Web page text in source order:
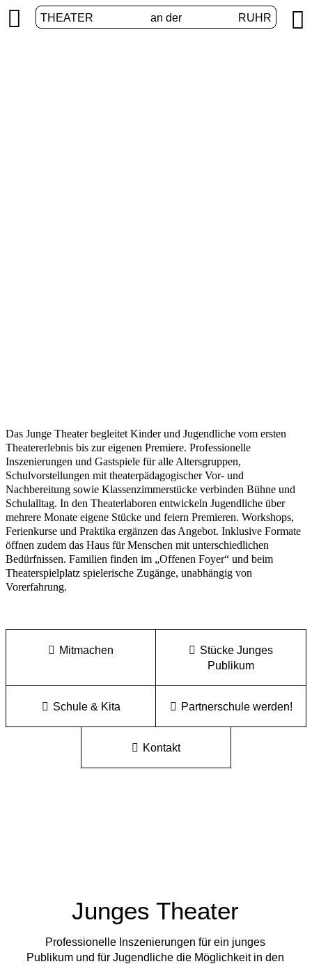
THEATER an der RUHR
 
Das Junge Theater begleitet Kinder und Jugendliche vom ersten
Theatererlebnis bis zur eigenen Premiere. Professionelle
Inszenierungen und Gastspiele für alle Altersgruppen,
Schulvorstellungen mit theaterpädagogischer Vor- und
Nachbereitung sowie Klassenzimmerstücke verbinden Bühne und
Schulalltag. In den Theaterlaboren entwickeln Jugendliche über
mehrere Monate eigene Stücke und feiern Premieren. Workshops,
Ferienkurse und Praktika ergänzen das Angebot. Inklusive Formate
öffnen zudem das Haus für Menschen mit unterschiedlichen
Bedürfnissen. Familien finden im „Offenen Foyer“ und beim
Theaterspielplatz spielerische Zugänge, unabhängig von
Vorerfahrung.
Mitmachen
Stücke Junges
Publikum
Schule & Kita Partnerschule werden!
Kontakt
Junges Theater
Professionelle Inszenierungen für ein junges
Publikum und für Jugendliche die Möglichkeit in den